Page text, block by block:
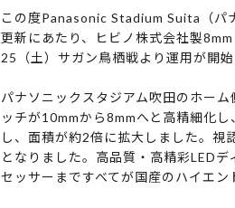
この度Panasonic Stadium Suita（パ
更新にあたり、ヒビノ株式会社製
25（土）サガン鳥栖戦より運用が開始
パナソニックスタジアム吹田のホー
ッチが10mmから8mmへと高精細化
し、面積が約2倍に拡大しました。視
となりました。高品質・高精彩LED
セッサーまですべてが国産のハイエン